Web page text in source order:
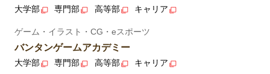
大学部 専門部 高等部 キャリア
ゲーム・イラスト・CG・eスポーツ
バンタンゲームアカデミー
大学部 専門部 高等部 キャリア